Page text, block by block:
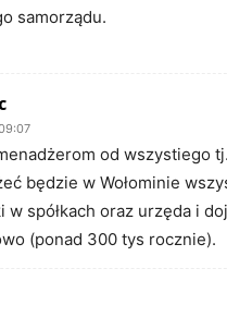
samorządu.
od wszystiego
będzie w Wołominie
w spółkach oraz urzęda i
(ponad 300 tys rocznie).